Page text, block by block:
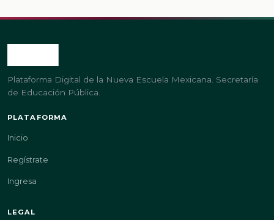
Plataforma Digital de la Nueva Escuela Mexicana. Secretaría
de Educación Pública.
PLATAFORMA
Inicio
Regístrate
Ingresa
LEGAL